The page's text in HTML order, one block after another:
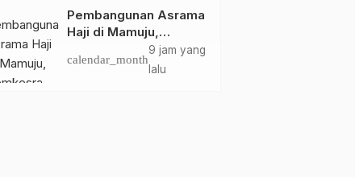
Pembangunan Asrama
Haji di Mamuju,
Pemkesra dan
Kementerian Haji
calendar_month
9 jam yang
lalu